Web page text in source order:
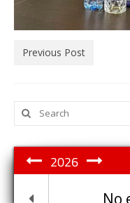
Previous Post
Search
for:
2026
No